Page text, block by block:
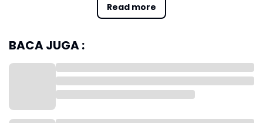
Read more
BACA JUGA :